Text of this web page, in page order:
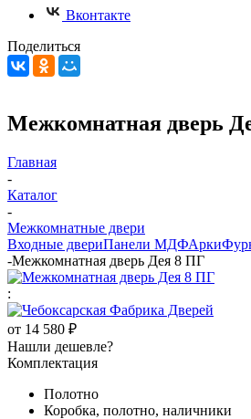
Вконтакте
Поделиться
Межкомнатная дверь
Главная
-
Каталог
-
Межкомнатные двери
Входные двериПанели МДФАрки
-Межкомнатная дверь Дея 8 ПГ
:
от 14 580 ₽
Нашли дешевле?
Комплектация
Полотно
Коробка, полотно, наличники